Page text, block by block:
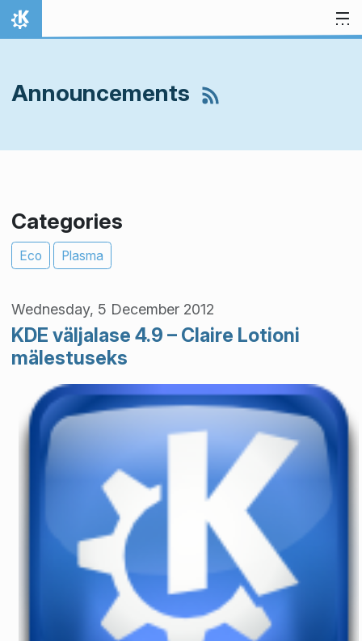
Skip to content
Home
Announcements
Categories
Eco Plasma
Wednesday, 5 December 2012
KDE väljalase 4.9 – Claire Lotioni
mälestuseks